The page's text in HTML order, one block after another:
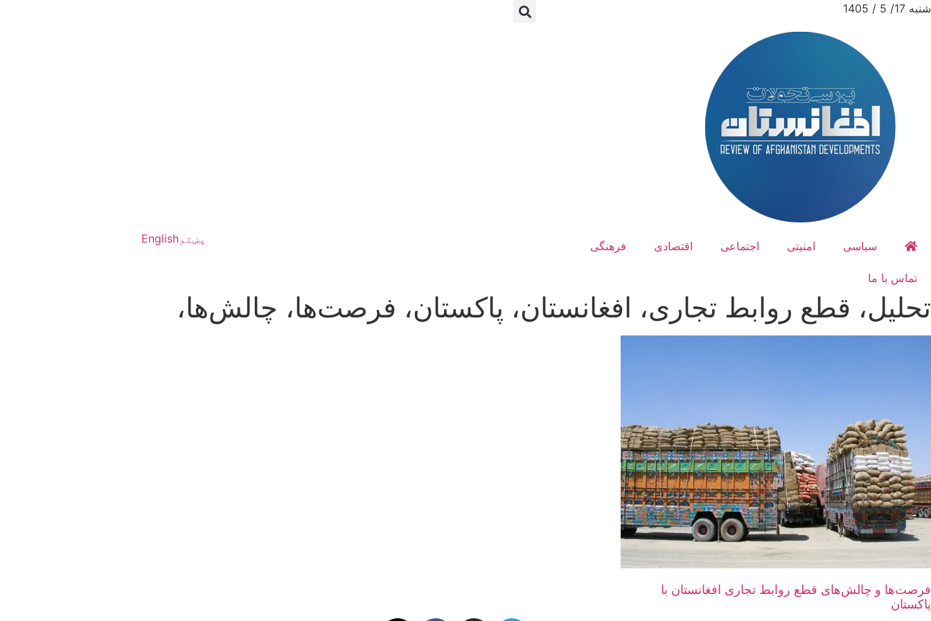
شنبه 17/ 5 / 1405
سیاسی امنیتی اجتماعی اقتصادی فرهنگی
تماس با ما
پښتوEnglish
تحلیل، قطع روابط تجاری، افغانستان، پاکستان، فرصت‌ها، چالش‌ها،
فرصت‌ها و چالش‌های قطع روابط تجاری افغانستان با
پاکستان